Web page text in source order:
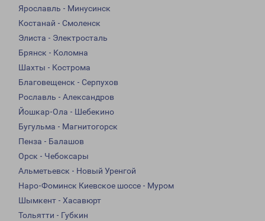
Ярославль - Минусинск
Костанай - Смоленск
Элиста - Электросталь
Брянск - Коломна
Шахты - Кострома
Благовещенск - Серпухов
Рославль - Александров
Йошкар-Ола - Шебекино
Бугульма - Магнитогорск
Пенза - Балашов
Орск - Чебоксары
Альметьевск - Новый Уренгой
Наро-Фоминск Киевское шоссе - Муром
Шымкент - Хасавюрт
Тольятти - Губкин